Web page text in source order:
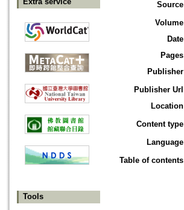
Tools
Source
Volume
Date
Pages
Publisher
Publisher Url
Location
Content type
Language
Table of contents